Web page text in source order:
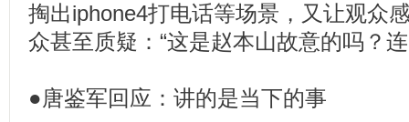
掏出iphone4打电话等场景，又让观众
众甚至质疑：“这是赵本山故意的吗？连
●唐鉴军回应：讲的是当下的事